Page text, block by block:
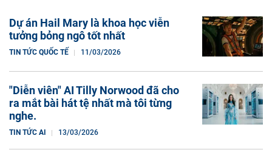
Dự án Hail Mary là khoa học viễn
tưởng bỏng ngô tốt nhất
TIN TỨC QUỐC TẾ 11/03/2026
"Diễn viên" AI Tilly Norwood đã cho
ra mắt bài hát tệ nhất mà tôi từng
nghe.
TIN TỨC AI 13/03/2026